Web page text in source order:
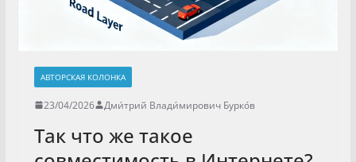
АВТОРСКАЯ КОЛОНКА
23/04/2026 Дми́трий Влади́мирович Бурко́в
Так что же такое